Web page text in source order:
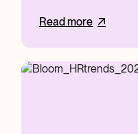
Read more